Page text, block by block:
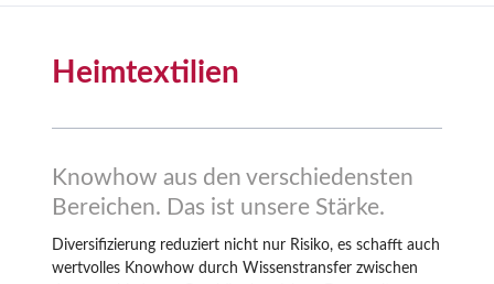
Heimtextilien
Knowhow aus den verschiedensten
Bereichen. Das ist unsere Stärke.
Diversifizierung reduziert nicht nur Risiko, es schafft auch
wertvolles Knowhow durch Wissenstransfer zwischen